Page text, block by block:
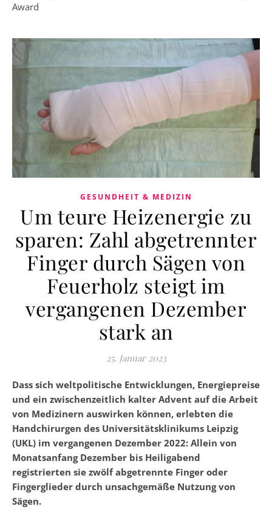
Award
GESUNDHEIT & MEDIZIN
Um teure Heizenergie zu
sparen: Zahl abgetrennter
Finger durch Sägen von
Feuerholz steigt im
vergangenen Dezember
stark an
25. Januar 2023
Dass sich weltpolitische Entwicklungen, Energiepreise
und ein zwischenzeitlich kalter Advent auf die Arbeit
von Medizinern auswirken können, erlebten die
Handchirurgen des Universitätsklinikums Leipzig
(UKL) im vergangenen Dezember 2022: Allein von
Monatsanfang Dezember bis Heiligabend
registrierten sie zwölf abgetrennte Finger oder
Fingerglieder durch unsachgemäße Nutzung von
Sägen.